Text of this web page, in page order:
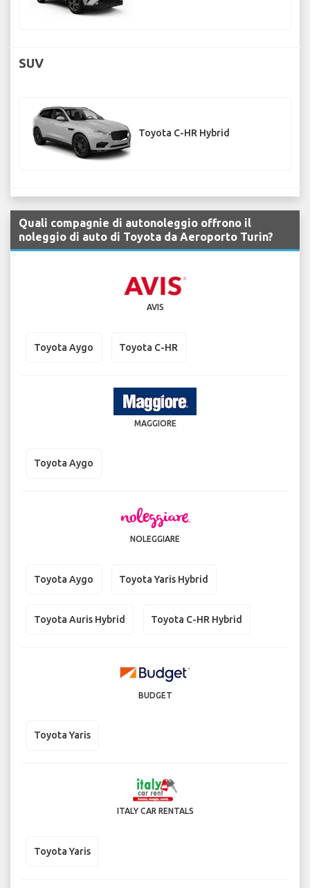
SUV
Toyota C-HR Hybrid
Quali compagnie di autonoleggio offrono il
noleggio di auto di Toyota da Aeroporto Turin?
AVIS
Toyota Aygo Toyota C-HR
MAGGIORE
Toyota Aygo
NOLEGGIARE
Toyota Aygo Toyota Yaris Hybrid
Toyota Auris Hybrid Toyota C-HR Hybrid
BUDGET
Toyota Yaris
ITALY CAR RENTALS
Toyota Yaris